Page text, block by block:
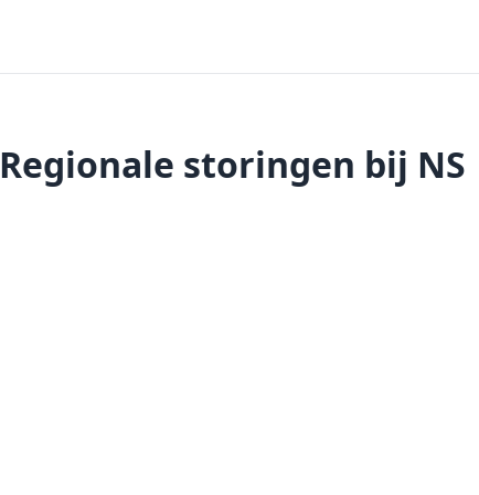
Regionale storingen bij NS